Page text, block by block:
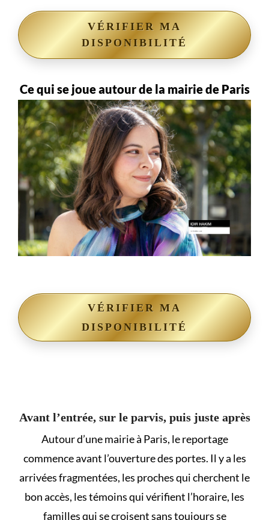
VÉRIFIER MA
DISPONIBILITÉ
Ce qui se joue autour de la mairie de Paris
VÉRIFIER MA
DISPONIBILITÉ
Avant l’entrée, sur le parvis, puis juste après
Autour d’une mairie à Paris, le reportage
commence avant l’ouverture des portes. Il y a les
arrivées fragmentées, les proches qui cherchent le
bon accès, les témoins qui vérifient l’horaire, les
familles qui se croisent sans toujours se